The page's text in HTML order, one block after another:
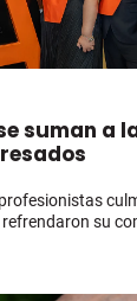
suman a
su